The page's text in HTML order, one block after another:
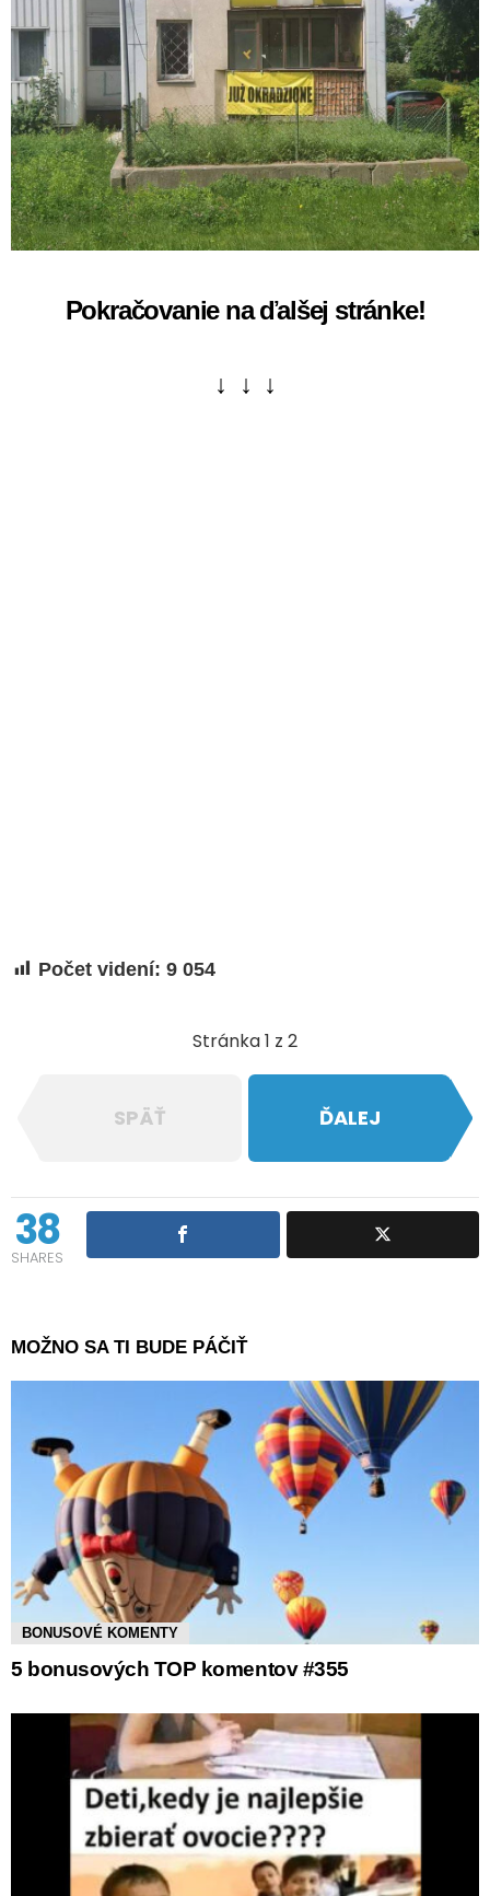
Pokračovanie na ďalšej stránke!
↓ ↓ ↓
Počet videní: 9 054
Stránka 1 z 2
SPÄŤ ĎALEJ
38
SHARES
MOŽNO SA TI BUDE PÁČIŤ
BONUSOVÉ KOMENTY
5 bonusových TOP komentov #355